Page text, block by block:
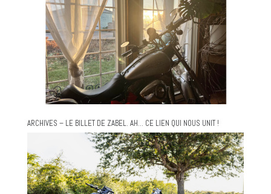
ARCHIVES – LE BILLET DE ZABEL. AH… CE LIEN QUI NOUS UNIT !